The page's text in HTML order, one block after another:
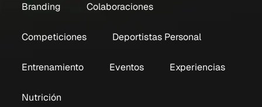
Branding Colaboraciones
Competiciones Deportistas Personal
Entrenamiento Eventos Experiencias
Nutrición